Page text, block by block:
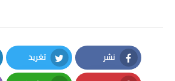
نشر
Facebook
تغريد
Twitter